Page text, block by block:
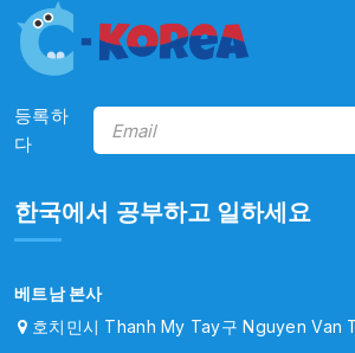
등록하
다
한국에서 공부하고 일하세요
베트남 본사
호치민시 Thanh My Tay구 Nguyen Van